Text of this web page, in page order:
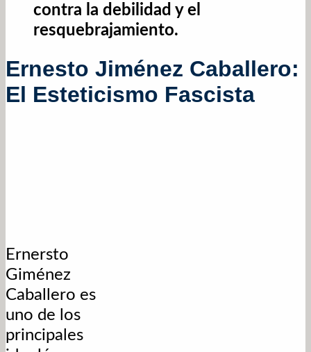
contra la debilidad y el
resquebrajamiento.
Ernesto Jiménez Caballero:
El Esteticismo Fascista
Ernersto
Giménez
Caballero es
uno de los
principales